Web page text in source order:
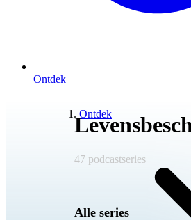
Ontdek
Ontdek
47 podcastseries
Alle series